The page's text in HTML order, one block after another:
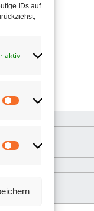
IDs auf
aktiv
Statistiken
Marketing